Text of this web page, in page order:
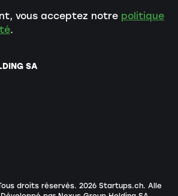
SA
vous acceptez notre politique
.
droits réservés. 2026Startups.ch. Alle